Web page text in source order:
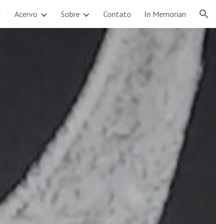
Acervo Sobre Contato In Memorian